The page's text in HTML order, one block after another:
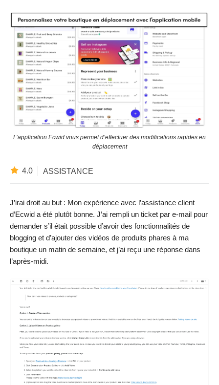
L’application Ecwid vous permet d’effectuer des modifications rapides en
déplacement
4.0 ASSISTANCE
J’irai droit au but : Mon expérience avec l’assistance client
d’Ecwid a été plutôt bonne. J’ai rempli un ticket par e-mail pour
demander s’il était possible d’avoir des fonctionnalités de
blogging et d’ajouter des vidéos de produits phares à ma
boutique un matin de semaine, et j’ai reçu une réponse dans
l’après-midi.